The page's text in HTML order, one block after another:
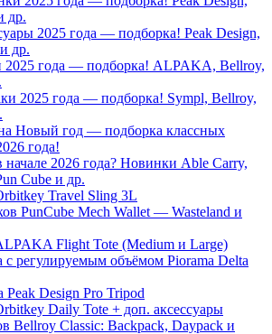
др.
2025 года — подборка! Peak Design,
др.
года — подборка! ALPAKA, Bellroy,
2025 года — подборка! Sympl, Bellroy,
Новый год — подборка классных
года!
2026 года? Новинки Able Carry,
Cube и др.
Travel Sling 3L
PunCube Mech Wallet — Wasteland и
Flight Tote (Medium и Large)
с регулируемым объёмом Piorama Delta
Peak Design Pro Tripod
Daily Tote + доп. аксессуары
Bellroy Classic: Backpack, Daypack и